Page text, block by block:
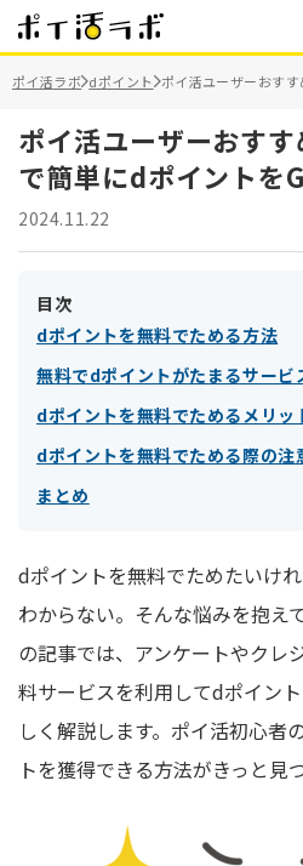
ポイ活ラボ dポイント ポイ活ユーザーおす
トをGET
ポイ活ユーザーおす
で簡単にdポイントを
2024.11.22
目次
dポイントを無料でためる方法
無料でdポイントがたまるサービ
dポイントを無料でためるメリッ
dポイントを無料でためる際の注
まとめ
dポイントを無料でためたいけ
わからない。そんな悩みを抱え
の記事では、アンケートやクレ
料サービスを利用してdポイン
しく解説します。ポイ活初心者
トを獲得できる方法がきっと見